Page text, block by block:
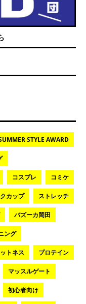
STYLE AWARD
コスプレ コミケ
カップ ストレッチ
バズーカ岡田
ング
トネス プロテイン
マッスルゲート
初心者向け